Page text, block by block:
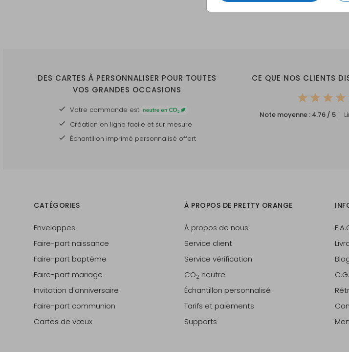
DES CARTES À PERSONNALISER POUR TOUTES
VOS GRANDES OCCASIONS
Votre commande est
Création en ligne facile et sur mesure
Échantillon imprimé personnalisé offert
CE QUE NOS CLIENTS
Note moyenne : 4.76 / 5 ｜
CATÉGORIES
Enveloppes
Faire-part naissance
Faire-part baptême
Faire-part mariage
Invitation d'anniversaire
Faire-part communion
Cartes de vœux
À PROPOS DE PRETTY ORANGE
À propos de nous
Service client
Service vérification
CO2 neutre
Échantillon personnalisé
Tarifs et paiements
Supports